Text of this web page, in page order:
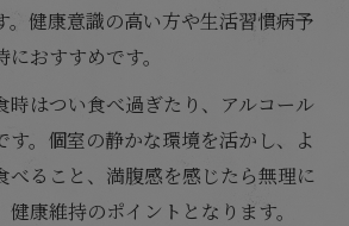
。健康意識の高い方や生活習慣病予
おすすめです。
時はつい食べ過ぎたり、アルコール
す。個室の静かな環境を活かし、よ
べること、満腹感を感じたら無理に
康維持のポイントとなります。